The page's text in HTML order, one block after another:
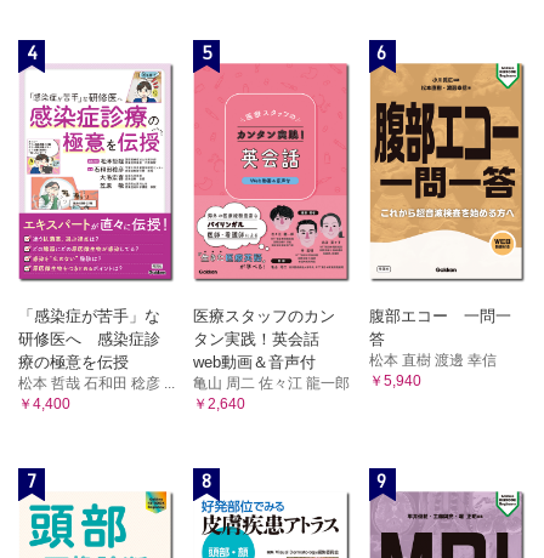
4
「感染症が苦手」な
研修医へ 感染症診
療の極意を伝授
松本 哲哉 石和田 稔彦 ...
￥4,400
5
医療スタッフのカン
タン実践！英会話
web動画＆音声付
亀山 周二 佐々江 龍一郎
￥2,640
6
腹部エコー 一問一
答
松本 直樹 渡邊 幸信
￥5,940
7 8 9